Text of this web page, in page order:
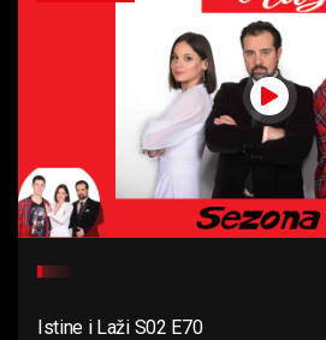
Istine i Laži S02 E70